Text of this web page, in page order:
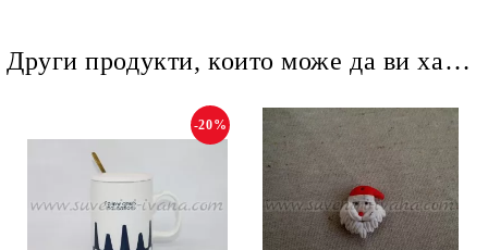
Други продукти, които може да ви харесат
-20%